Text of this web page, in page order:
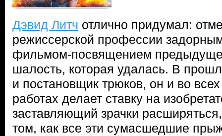
Дэвид Литч отлично придумал:
режиссерской профессии
фильмом-посвящением
шалость, которая удалась. В
и постановщик трюков, он и во всех
работах делает ставку на
заставляющий зрачки
том, как все эти сумасшедшие